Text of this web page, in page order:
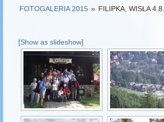
FOTOGALERIA 2015 » FILIPKA, WISŁA 4.8.
[Show as slideshow]